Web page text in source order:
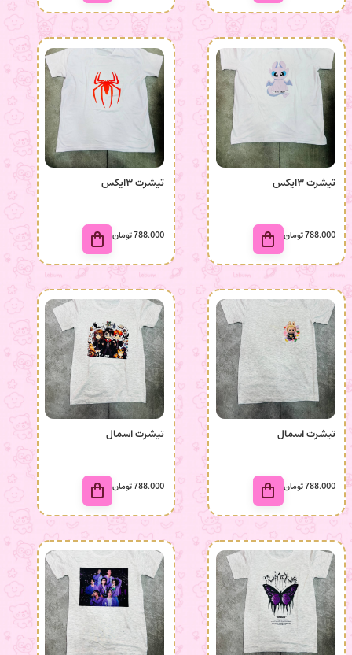
تیشرت ۳ایکس
788.000تومان
تیشرت ۳ایکس
788.000تومان
تیشرت اسمال
788.000تومان
تیشرت اسمال
788.000تومان